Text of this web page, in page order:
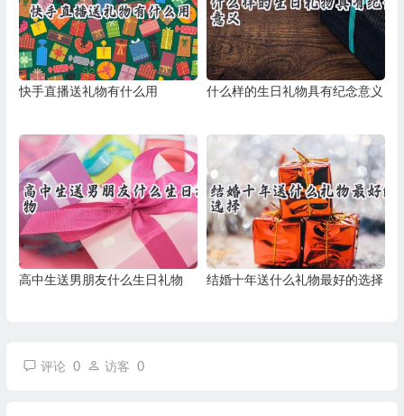
快手直播送礼物有什么用 什么样的生日礼物具有纪念意义
高中生送男朋友什么生日礼物 结婚十年送什么礼物最好的选择
评论 0 访客 0